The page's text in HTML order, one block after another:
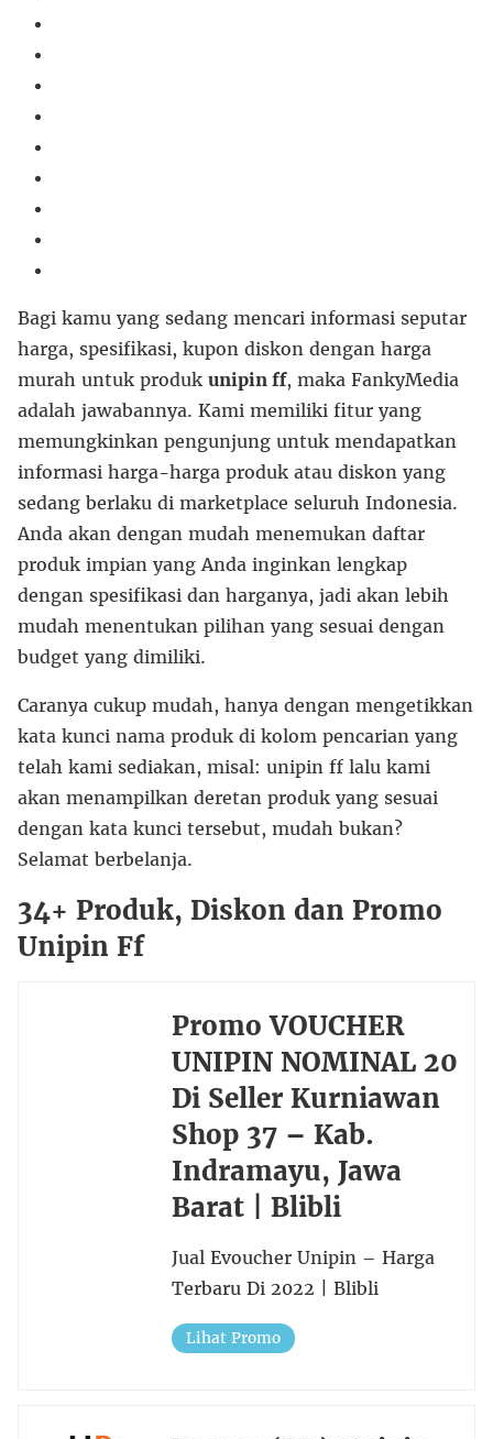
Bagi kamu yang sedang mencari informasi seputar
harga, spesifikasi, kupon diskon dengan harga
murah untuk produk unipin ff, maka FankyMedia
adalah jawabannya. Kami memiliki fitur yang
memungkinkan pengunjung untuk mendapatkan
informasi harga-harga produk atau diskon yang
sedang berlaku di marketplace seluruh Indonesia.
Anda akan dengan mudah menemukan daftar
produk impian yang Anda inginkan lengkap
dengan spesifikasi dan harganya, jadi akan lebih
mudah menentukan pilihan yang sesuai dengan
budget yang dimiliki.
Caranya cukup mudah, hanya dengan mengetikkan
kata kunci nama produk di kolom pencarian yang
telah kami sediakan, misal: unipin ff lalu kami
akan menampilkan deretan produk yang sesuai
dengan kata kunci tersebut, mudah bukan?
Selamat berbelanja.
34+ Produk, Diskon dan Promo
Unipin Ff
Promo VOUCHER
UNIPIN NOMINAL 20
Di Seller Kurniawan
Shop 37 – Kab.
Indramayu, Jawa
Barat | Blibli
Jual Evoucher Unipin – Harga
Terbaru Di 2022 | Blibli
Lihat Promo